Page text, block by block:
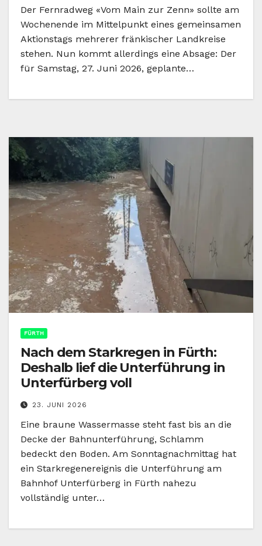
Der Fernradweg «Vom Main zur Zenn» sollte am
Wochenende im Mittelpunkt eines gemeinsamen
Aktionstags mehrerer fränkischer Landkreise
stehen. Nun kommt allerdings eine Absage: Der
für Samstag, 27. Juni 2026, geplante…
FÜRTH
Nach dem Starkregen in Fürth:
Deshalb lief die Unterführung in
Unterfürberg voll
23. JUNI 2026
Eine braune Wassermasse steht fast bis an die
Decke der Bahnunterführung, Schlamm
bedeckt den Boden. Am Sonntagnachmittag hat
ein Starkregenereignis die Unterführung am
Bahnhof Unterfürberg in Fürth nahezu
vollständig unter…